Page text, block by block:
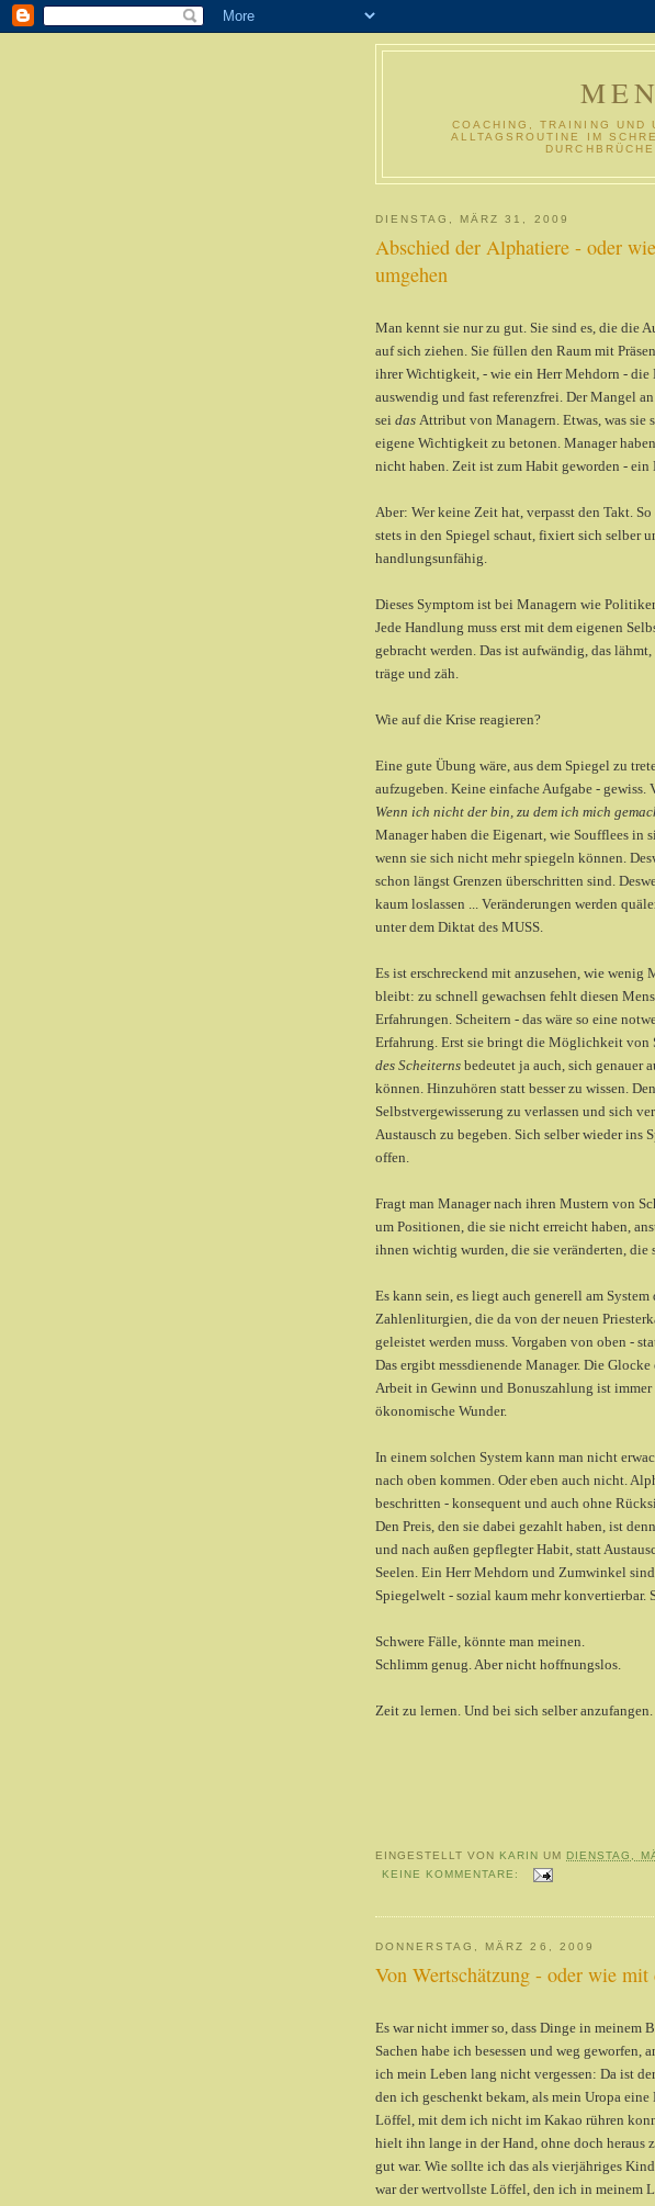
COACHING, TRAINING UND
ALLTAGSROUTINE IM
DIENSTAG, MÄRZ 31, 2009
Abschied der Alphatiere - oder
umgehen
Man kennt sie nur zu gut. Sie sind es, die die
auf sich ziehen. Sie füllen den Raum mit
ihrer Wichtigkeit, - wie ein Herr Mehdorn -
auswendig und fast referenzfrei. Der Mangel
sei das Attribut von Managern. Etwas, was sie
eigene Wichtigkeit zu betonen. Manager
nicht haben. Zeit ist zum Habit geworden -
Aber: Wer keine Zeit hat, verpasst den Takt.
stets in den Spiegel schaut, fixiert sich selber
handlungsunfähig.
Dieses Symptom ist bei Managern wie
Jede Handlung muss erst mit dem eigenen
gebracht werden. Das ist aufwändig, das
träge und zäh.
Wie auf die Krise reagieren?
Eine gute Übung wäre, aus dem Spiegel zu
aufzugeben. Keine einfache Aufgabe - gewiss.
Wenn ich nicht der bin, zu dem ich mich
Manager haben die Eigenart, wie Soufflees in
wenn sie sich nicht mehr spiegeln können.
schon längst Grenzen überschritten sind.
kaum loslassen ... Veränderungen werden
unter dem Diktat des MUSS.
Es ist erschreckend mit anzusehen, wie wenig
bleibt: zu schnell gewachsen fehlt diesen
Erfahrungen. Scheitern - das wäre so eine
Erfahrung. Erst sie bringt die Möglichkeit von
des Scheiterns bedeutet ja auch, sich genauer
können. Hinzuhören statt besser zu wissen.
Selbstvergewisserung zu verlassen und sich
Austausch zu begeben. Sich selber wieder ins
offen.
Fragt man Manager nach ihren Mustern von
um Positionen, die sie nicht erreicht haben,
ihnen wichtig wurden, die sie veränderten, die
Es kann sein, es liegt auch generell am System
Zahlenliturgien, die da von der neuen
geleistet werden muss. Vorgaben von oben -
Das ergibt messdienende Manager. Die
Arbeit in Gewinn und Bonuszahlung ist immer
ökonomische Wunder.
In einem solchen System kann man nicht
nach oben kommen. Oder eben auch nicht.
beschritten - konsequent und auch ohne
Den Preis, den sie dabei gezahlt haben, ist
und nach außen gepflegter Habit, statt
Seelen. Ein Herr Mehdorn und Zumwinkel
Spiegelwelt - sozial kaum mehr konvertierbar.
Schwere Fälle, könnte man meinen.
Schlimm genug. Aber nicht hoffnungslos.
Zeit zu lernen. Und bei sich selber anzufangen.
EINGESTELLT VON KARIN UM DIENSTAG,
KEINE KOMMENTARE:
DONNERSTAG, MÄRZ 26, 2009
Von Wertschätzung - oder wie mit
Es war nicht immer so, dass Dinge in meinem
Sachen habe ich besessen und weg geworfen,
ich mein Leben lang nicht vergessen: Da ist
den ich geschenkt bekam, als mein Uropa eine
Löffel, mit dem ich nicht im Kakao rühren
hielt ihn lange in der Hand, ohne doch heraus
gut war. Wie sollte ich das als vierjähriges
war der wertvollste Löffel, den ich in meinem